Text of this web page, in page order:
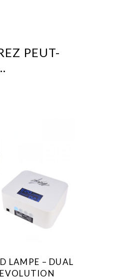
PEUT-
LAMPE – DUAL